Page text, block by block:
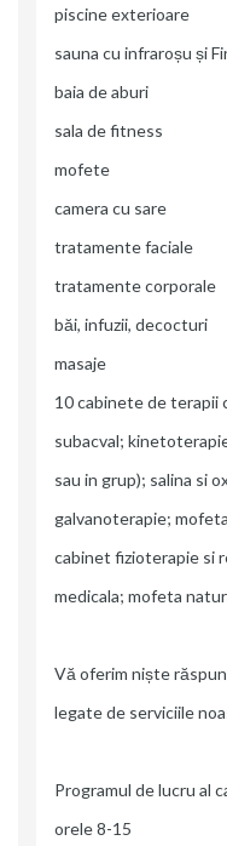
piscine exterioare
sauna cu infraroșu și
baia de aburi
sala de fitness
mofete
camera cu sare
tratamente faciale
tratamente corporale
băi, infuzii, decocturi
masaje
10 cabinete de terapii
subacval;
sau in grup); salina si
galvanoterapie;
cabinet fizioterapie si
medicala; mofeta
Vă oferim niște
legate de serviciile
Programul de lucru al
orele 8-15